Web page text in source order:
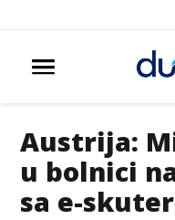
Austrija:
u bolnici
sa e-